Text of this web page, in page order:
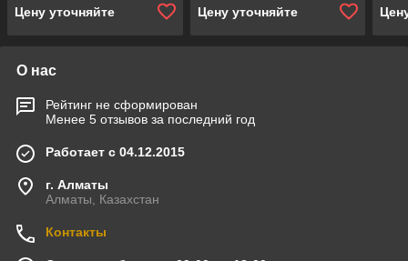
производительность = 16
м³/ч, 1,3 кВт)
Цену уточняйте
производительность = 26
м3/ч)
Цену уточняйте
м3/
О нас
Рейтинг не сформирован
Менее 5 отзывов за последний год
Работает с 04.12.2015
г. Алматы
Алматы, Казахстан
Контакты